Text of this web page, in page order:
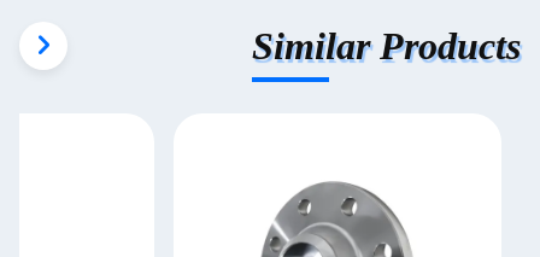
Similar Products